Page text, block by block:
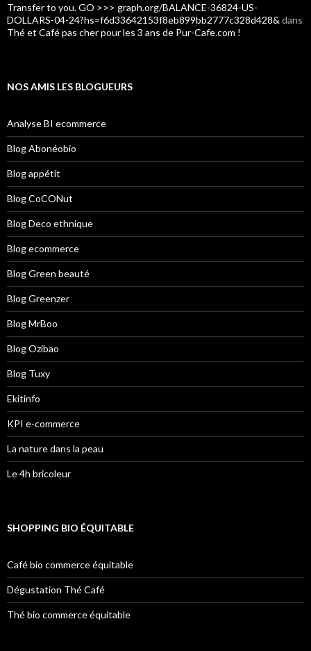
Transfer to you. GO >>> graph.org/BALANCE-36824-US-
DOLLARS-04-24?hs=f6d33642153f8eb899bb2777c328d428& dans
Thé et Café pas cher pour les 3 ans de Pur-Cafe.com !
NOS AMIS LES BLOGUEURS
Analyse BI ecommerce
Blog Abonéobio
Blog appétit
Blog CoCONut
Blog Deco ethnique
Blog ecommerce
Blog Green beauté
Blog Greenzer
Blog MrBoo
Blog Ozibao
Blog Tuxy
Ekitinfo
KPI e-commerce
La nature dans la peau
Le 4h bricoleur
SHOPPING BIO ÉQUITABLE
Café bio commerce équitable
Dégustation Thé Café
Thé bio commerce équitable